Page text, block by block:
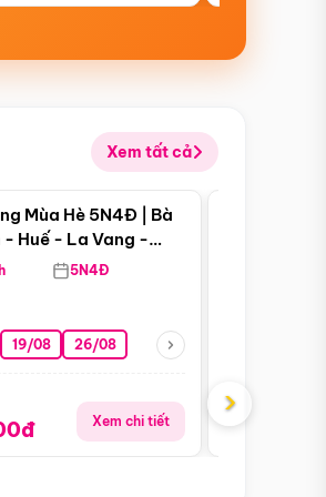
Xem tất cả
09/09 12/09
Điểm nổi bật
Mùa Hè 5N4Đ | Bà
- Huế - La Vang -
Đường 5N4Đ
19/08 26/08
Xem chi tiết
Giá từ:
›